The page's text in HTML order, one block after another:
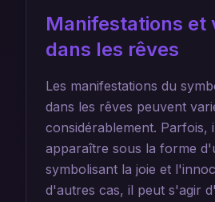
Manifestations et
dans les rêves
Les manifestations du
dans les rêves peuvent
considérablement. Parfois,
apparaître sous la forme
symbolisant la joie et
d'autres cas, il peut s'agir